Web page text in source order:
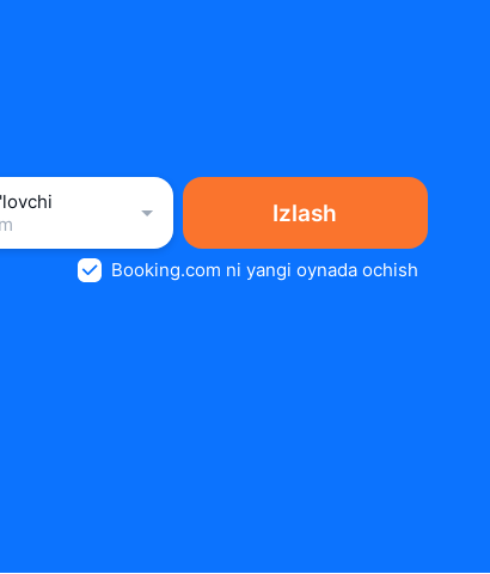
Izlash
Booking.com ni yangi oynada ochish